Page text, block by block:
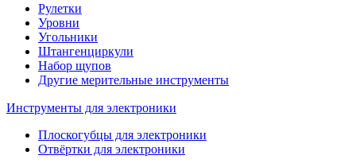
Рулетки
Уровни
Угольники
Штангенциркули
Набор щупов
Другие мерительные инструменты
Инструменты для электроники
Плоскогубцы для электроники
Отвёртки для электроники